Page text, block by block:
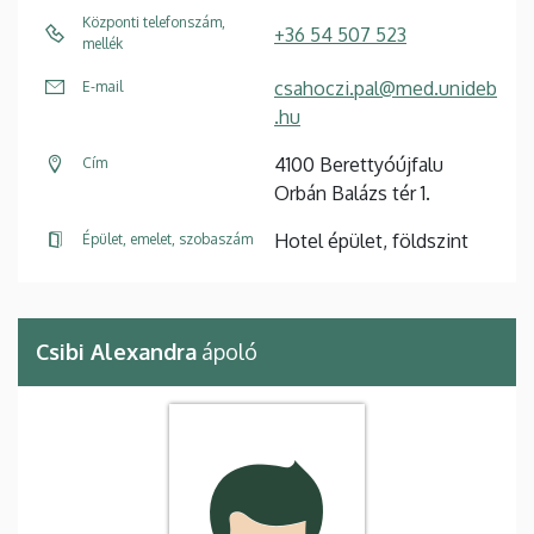
Központi telefonszám,
mellék
+36 54 507 523
E-mail
csahoczi.pal@med.unideb
.hu
Cím
4100 Berettyóújfalu
Orbán Balázs tér 1.
Épület, emelet, szobaszám Hotel épület, földszint
Csibi Alexandra ápoló